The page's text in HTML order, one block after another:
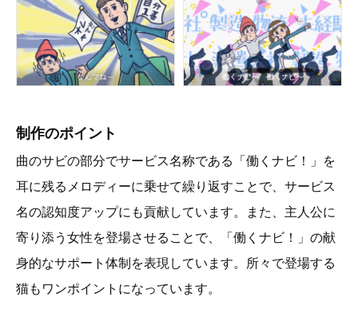
制作のポイント
曲のサビの部分でサービス名称である「働くナビ！」を
耳に残るメロディーに乗せて繰り返すことで、サービス
名の認知度アップにも貢献しています。また、主人公に
寄り添う女性を登場させることで、「働くナビ！」の献
身的なサポート体制を表現しています。所々で登場する
猫もワンポイントになっています。